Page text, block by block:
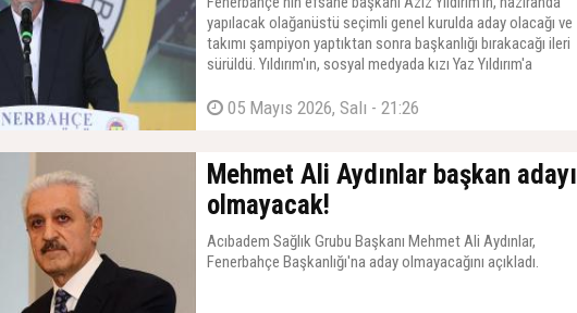
yapılacak olağanüstü seçimli genel kurulda aday olacağı ve
takımı şampiyon yaptıktan sonra başkanlığı bırakacağı ileri
sürüldü. Yıldırım'ın, sosyal medyada kızı Yaz Yıldırım'a
bir ekiple göreve hazırlandığı kaydedildi.
05 Mayıs 2026, Salı - 21:26
Mehmet Ali Aydınlar başkan adayı
olmayacak!
Acıbadem Sağlık Grubu Başkanı Mehmet Ali Aydınlar,
Fenerbahçe Başkanlığı'na aday olmayacağını açıkladı.